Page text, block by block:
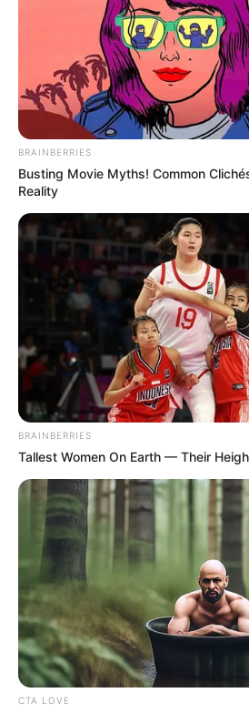
BRAINBERRIES
Busting Movie Myths! Common
Reality
BRAINBERRIES
Tallest Women On Earth — Their
CTA LOVE